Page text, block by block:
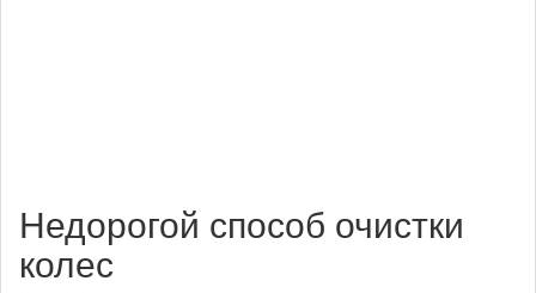
Недорогой способ очистки
колес